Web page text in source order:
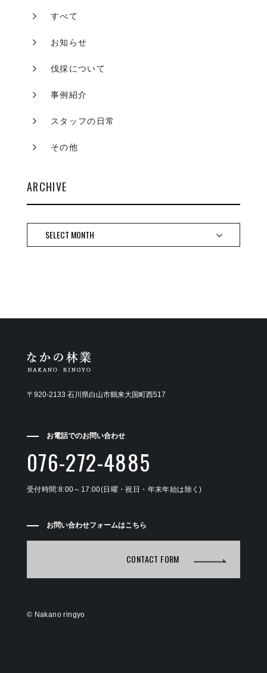
すべて
お知らせ
伐採について
事例紹介
スタッフの日常
その他
ARCHIVE
〒920-2133 石川県白山市鶴来大国町西517
お電話でのお問い合わせ
076-272-4885
受付時間:8:00～17:00(日曜・祝日・年末年始は除く)
お問い合わせフォームはこちら
CONTACT FORM
© Nakano ringyo